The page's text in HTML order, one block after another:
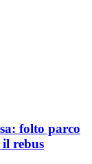
folto parco
rebus